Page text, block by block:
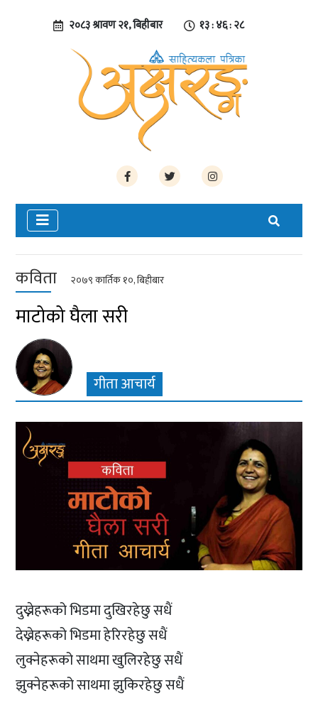
२०८३ श्रावण २१, बिहीबार १३ : ४६ : २८
कविता २०७९ कार्तिक १०, बिहीबार
माटोको घैला सरी
गीता आचार्य
दुख्नेहरूको भिडमा दुखिरहेछु सधैं
देख्नेहरूको भिडमा हेरिरहेछु सधैं
लुक्नेहरूको साथमा खुलिरहेछु सधैं
झुक्नेहरूको साथमा झुकिरहेछु सधैं